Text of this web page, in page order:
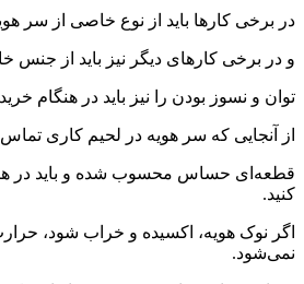
در برخی کارها باید از نوع خاصی از سر
و در برخی کارهای دیگر نیز باید از جنس
توان و نسوز بودن را نیز باید در هنگام
از آنجایی که سر هویه در لحیم کاری
قطعه‌ای حساس محسوب شده و باید در
کنید.
اگر نوک هویه، اکسیده و خراب شود،
نمی‌شود.